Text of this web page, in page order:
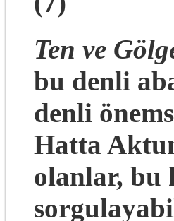
Ten ve
bu denli
denli
Hatta
olanlar, bu